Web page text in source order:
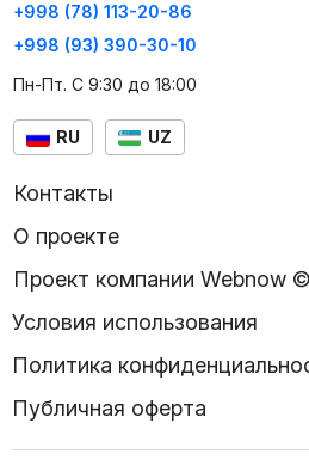
+998 (78) 113-20-86
+998 (93) 390-30-10
Пн-Пт. С 9:30 до 18:00
RU UZ
Контакты
О проекте
Проект компании Webnow ©
Условия использования
Политика
Публичная оферта